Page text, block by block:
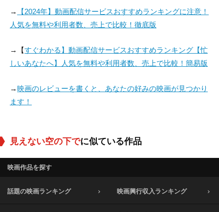
→
【2024年】動画配信サービスおすすめランキングに注意！
人気を無料や利用者数、売上で比較！徹底版
→【すぐわかる】動画配信サービスおすすめランキング【忙
しいあなたへ】人気を無料や利用者数、売上で比較！簡易版
→映画のレビューを書くと、あなたの好みの映画が見つかり
ます！
見えない空の下でに似ている作品
映画作品を探す
話題の映画ランキング 映画興行収入ランキング